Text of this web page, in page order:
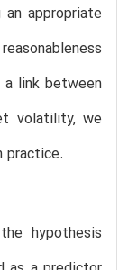
appropriate
link between
volatility, we
practice.
hypothesis